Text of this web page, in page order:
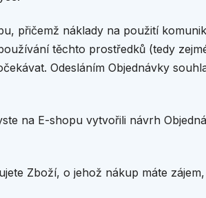
přičemž náklady na použití
těchto prostředků (tedy
Odesláním Objednávky
na E-shopu vytvořili návrh
Zboží, o jehož nákup máte zájem,